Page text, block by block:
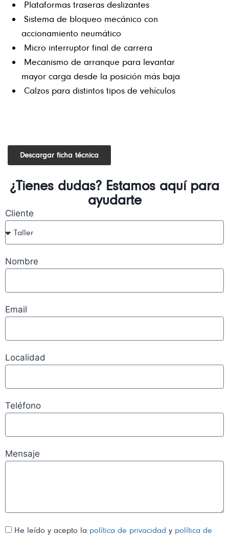
Plataformas traseras deslizantes
Sistema de bloqueo mecánico con
accionamiento neumático
Micro interruptor final de carrera
Mecanismo de arranque para levantar
mayor carga desde la posición más baja
Calzos para distintos tipos de vehículos
Descargar ficha técnica
¿Tienes dudas? Estamos aquí para
ayudarte
Cliente
Nombre
Email
Localidad
Teléfono
Mensaje
He leído y acepto la política de privacidad y política de